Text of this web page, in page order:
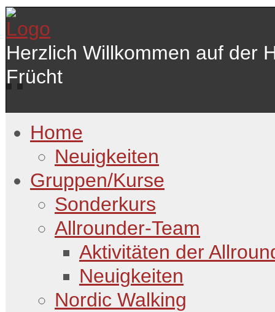
Herzlich Willkommen auf der
Frücht
Home
Neuigkeiten
Gruppen/Kurse
Sonderkurs
Allrounder-Team
Aktivitäten der
Neuigkeiten
Nordic Walking